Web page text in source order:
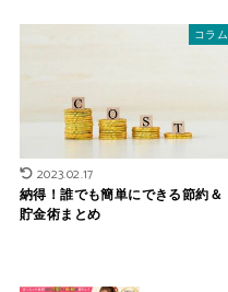
コラム
2023.02.17
納得！誰でも簡単にできる節約＆
貯金術まとめ